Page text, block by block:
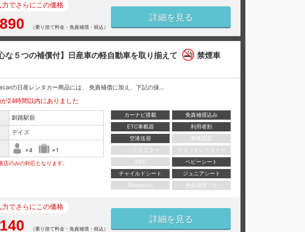
でさらにこの価格
（乗り捨て料金・免責補償・税込）
詳細を見る
な５つの補償付】日産車の軽自動車を取り揃えて
禁煙車
の日産レンタカー商品には、 免責補償に加え、下記の保...
24時間以内にありました
釧路駅前
デイズ
×4 ×1
のみの対応となります。
カーナビ搭載
免責補償込み
ETC車載器
利用者割
空港送迎
車種指定
バックモニター
スタッドレスタイヤ
4WD
ベビーシート
チャイルドシート
ジュニアシート
Bluetooth
免責補償フル
でさらにこの価格
（乗り捨て料金・免責補償・税込）
詳細を見る